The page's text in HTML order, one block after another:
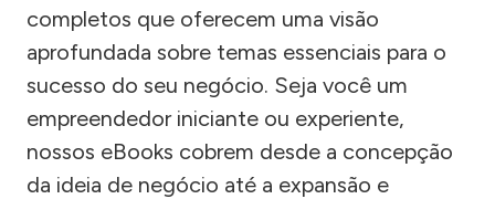
completos que oferecem uma visão
aprofundada sobre temas essenciais para o
sucesso do seu negócio. Seja você um
empreendedor iniciante ou experiente,
nossos eBooks cobrem desde a concepção
da ideia de negócio até a expansão e